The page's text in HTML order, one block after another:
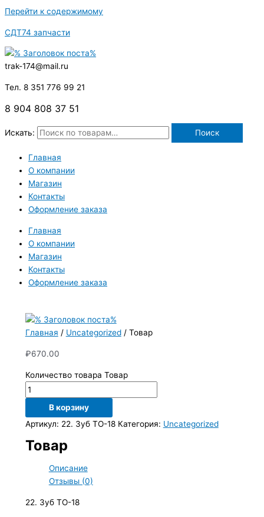
Перейти к содержимому
СДТ74 запчасти
trak-174@mail.ru
Тел. 8 351 776 99 21
8 904 808 37 51
Искать: Поиск
Главная
О компании
Магазин
Контакты
Оформление заказа
Главная
О компании
Магазин
Контакты
Оформление заказа
Главная / Uncategorized/ Товар
₽670.00
Количество товара Товар
В корзину
Артикул: 22. Зуб ТО-18 Категория: Uncategorized
Товар
Описание
Отзывы (0)
22. Зуб ТО-18